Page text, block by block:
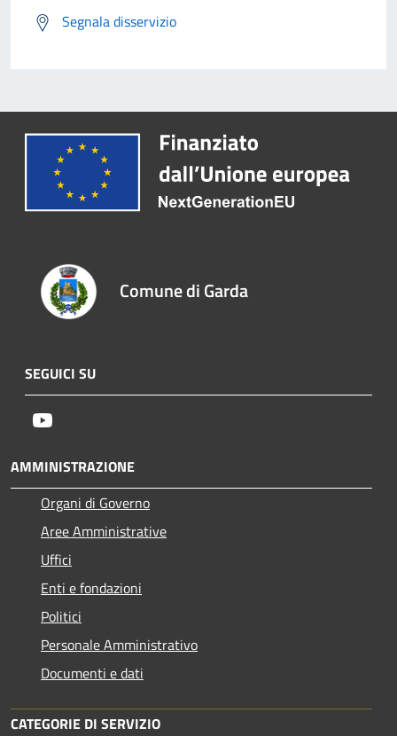
Segnala disservizio
Comune di Garda
SEGUICI SU
AMMINISTRAZIONE
Organi di Governo
Aree Amministrative
Uffici
Enti e fondazioni
Politici
Personale Amministrativo
Documenti e dati
CATEGORIE DI SERVIZIO